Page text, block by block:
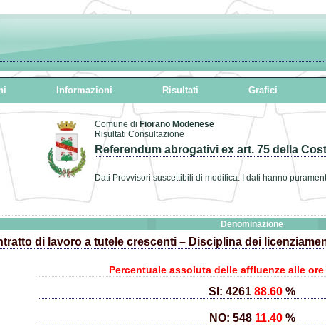
Informazioni Risultati Grafici
Comune di Fiorano Modenese
Risultati Consultazione
Referendum abrogativi ex art. 75 della
Dati Provvisori suscettibili di modifica. I dati hanno
Denominazione
di lavoro a tutele crescenti – Disciplina dei
Percentuale assoluta delle affluenze alle ore
SI: 4261 88.60 %
NO: 54811.40 %